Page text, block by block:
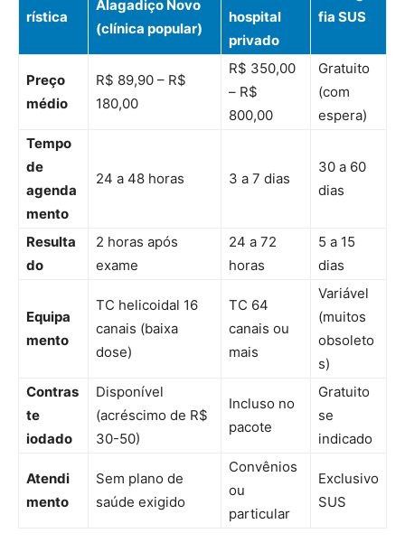
rística
Alagadiço Novo
(clínica popular)
hospital
privado
fia SUS
Preço
médio
R$ 89,90 – R$
180,00
R$ 350,00
– R$
800,00
Gratuito
(com
espera)
Tempo
de
agenda
mento
24 a 48 horas 3 a 7 dias
30 a 60
dias
Resulta
do
2 horas após
exame
24 a 72
horas
5 a 15
dias
Equipa
mento
TC helicoidal 16
canais (baixa
dose)
TC 64
canais ou
mais
Variável
(muitos
obsoleto
s)
Contras
te
iodado
Disponível
(acréscimo de R$
30-50)
Incluso no
pacote
Gratuito
se
indicado
Atendi
mento
Sem plano de
saúde exigido
Convênios
ou
particular
Exclusivo
SUS